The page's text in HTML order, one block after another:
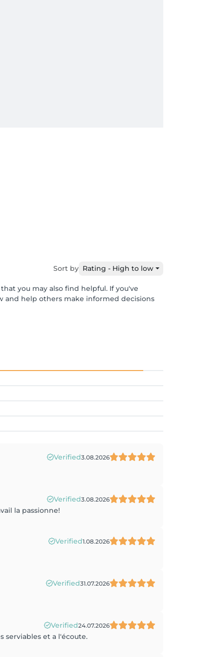
Sort by Rating - High to low
you may also find helpful. If you've
and help others make informed decisions
Verified3.08.2026
Verified3.08.2026
la passionne!
Verified1.08.2026
Verified31.07.2026
Verified24.07.2026
serviables et a l'écoute.